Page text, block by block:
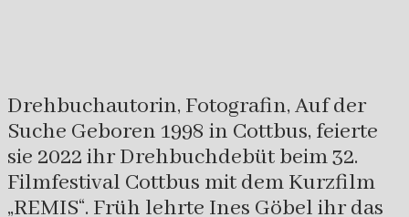
Drehbuchautorin, Fotografin, Auf der
Suche Geboren 1998 in Cottbus, feierte
sie 2022 ihr Drehbuchdebüt beim 32.
Filmfestival Cottbus mit dem Kurzfilm
„REMIS“. Früh lehrte Ines Göbel ihr das